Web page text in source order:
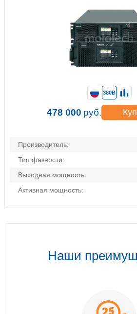
Производитель:
Тип фазности:
Выходная мощность:
Активная мощность:
380В
478 000 руб.
Наши